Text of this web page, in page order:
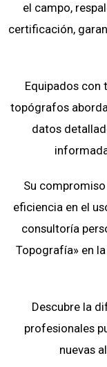
el campo,
certificación,
Equipados con
topógrafos
datos
Su
eficiencia en el
consultoría
Topografía» en
Descubre la
profesionales
nuevas